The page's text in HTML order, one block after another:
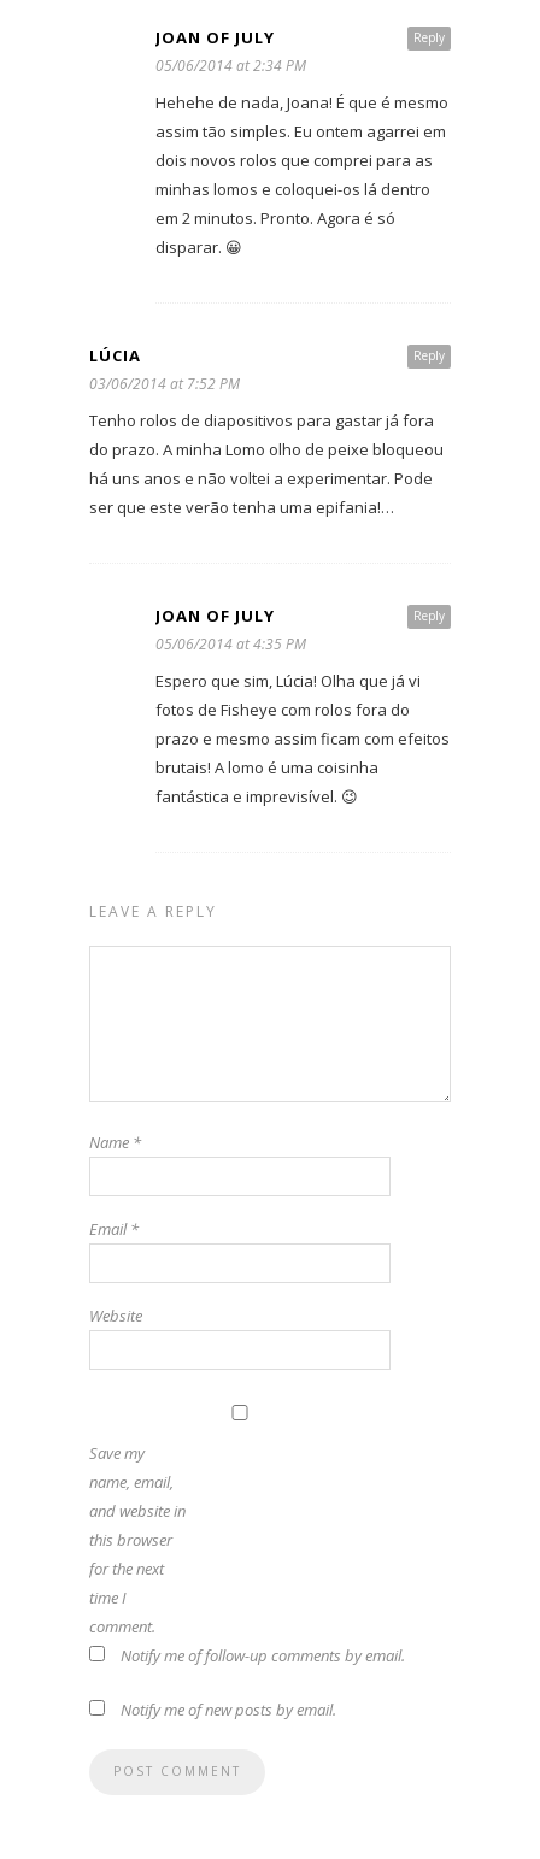
Reply
JOAN OF JULY
05/06/2014 at 2:34 PM
Hehehe de nada, Joana! É que é mesmo
assim tão simples. Eu ontem agarrei em
dois novos rolos que comprei para as
minhas lomos e coloquei-os lá dentro
em 2 minutos. Pronto. Agora é só
disparar. 😀
Reply
LÚCIA
03/06/2014 at 7:52 PM
Tenho rolos de diapositivos para gastar já fora
do prazo. A minha Lomo olho de peixe bloqueou
há uns anos e não voltei a experimentar. Pode
ser que este verão tenha uma epifania!…
Reply
JOAN OF JULY
05/06/2014 at 4:35 PM
Espero que sim, Lúcia! Olha que já vi
fotos de Fisheye com rolos fora do
prazo e mesmo assim ficam com efeitos
brutais! A lomo é uma coisinha
fantástica e imprevisível. 😉
LEAVE A REPLY
Name *
Email*
Website
Save my
name, email,
and website in
this browser
for the next
time I
comment.
Notify me of follow-up comments by email.
Notify me of new posts by email.